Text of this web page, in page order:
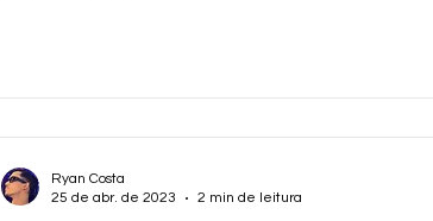
Ryan Costa
25 de abr. de 2023
2 min de leitura